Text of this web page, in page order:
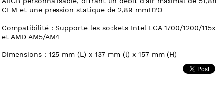
CFM et une pression statique de 2,89 mmH?O
Compatibilité : Supporte les sockets Intel LGA 1700/1200/115x
et AMD AM5/AM4
Dimensions : 125 mm (L) x 137 mm (l) x 157 mm (H)